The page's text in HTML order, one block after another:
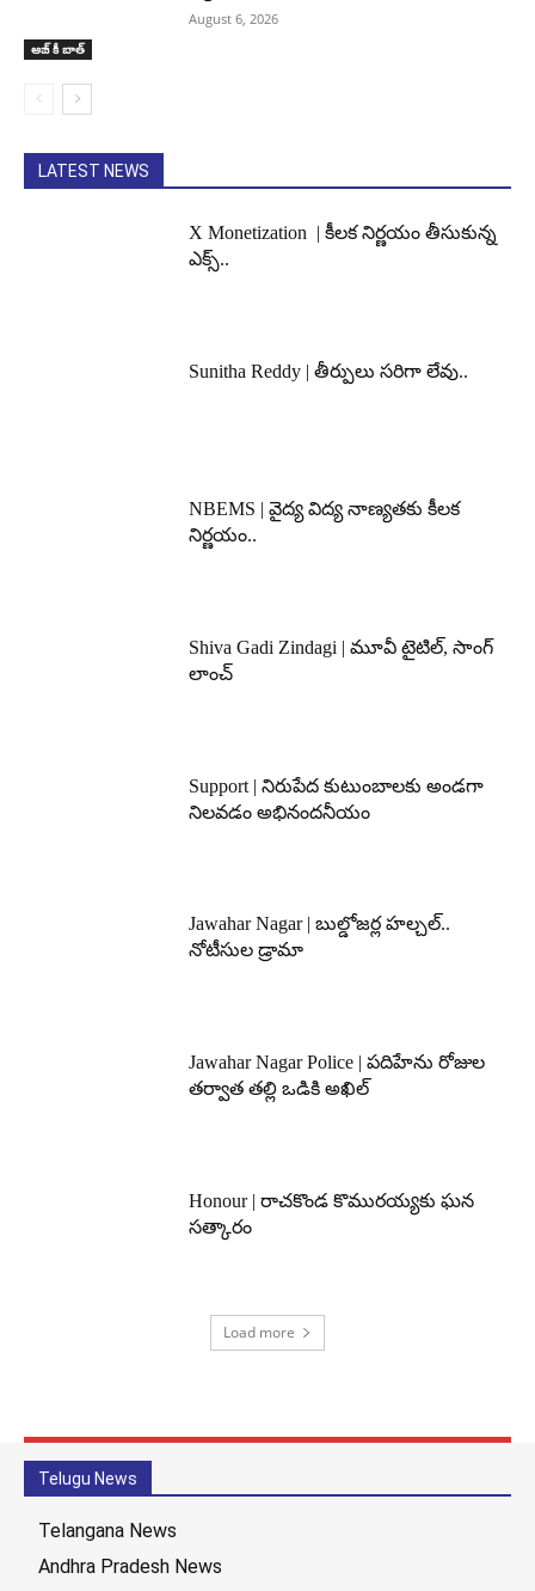
ఆజ్ కీ బాత్
August 6, 2026
LATEST NEWS
X Monetization | కీలక నిర్ణయం తీసుకున్న
ఎక్స్..
Sunitha Reddy | తీర్పులు సరిగా లేవు..
NBEMS | వైద్య విద్య నాణ్యతకు కీలక
నిర్ణయం..
Shiva Gadi Zindagi | మూవీ టైటిల్, సాంగ్
లాంచ్
Support | నిరుపేద కుటుంబాలకు అండగా
నిలవడం అభినందనీయం
Jawahar Nagar | బుల్డోజర్ల హల్చల్..
నోటీసుల డ్రామా
Jawahar Nagar Police | పదిహేను రోజుల
తర్వాత తల్లి ఒడికి అఖిల్
Honour | రాచకొండ కొమురయ్యకు ఘన
సత్కారం
Load more
Telugu News
Telangana News
Andhra Pradesh News